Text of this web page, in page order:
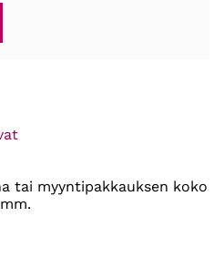
tai myyntipakkauksen koko